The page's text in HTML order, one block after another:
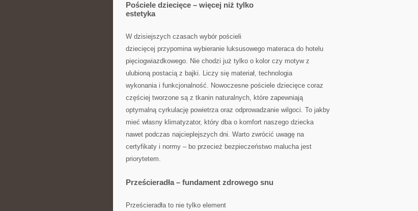
Pościele dziecięce – więcej niż tylko
estetyka
W dzisiejszych czasach wybór pościeli
dziecięcej przypomina wybieranie luksusowego materaca do hotelu
pięciogwiazdkowego. Nie chodzi już tylko o kolor czy motyw z
ulubioną postacią z bajki. Liczy się materiał, technologia
wykonania i funkcjonalność. Nowoczesne pościele dziecięce coraz
częściej tworzone są z tkanin naturalnych, które zapewniają
optymalną cyrkulację powietrza oraz odprowadzanie wilgoci. To jakby
mieć własny klimatyzator, który dba o komfort naszego dziecka
nawet podczas najcieplejszych dni. Warto zwrócić uwagę na
certyfikaty i normy – bo przecież bezpieczeństwo malucha jest
priorytetem.
Prześcieradła – fundament zdrowego snu
Prześcieradła to nie tylko element